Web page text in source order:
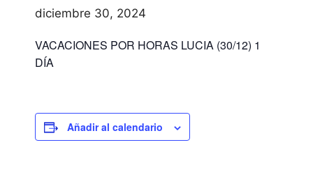
diciembre 30, 2024
VACACIONES POR HORAS LUCIA (30/12) 1
DÍA
Añadir al calendario